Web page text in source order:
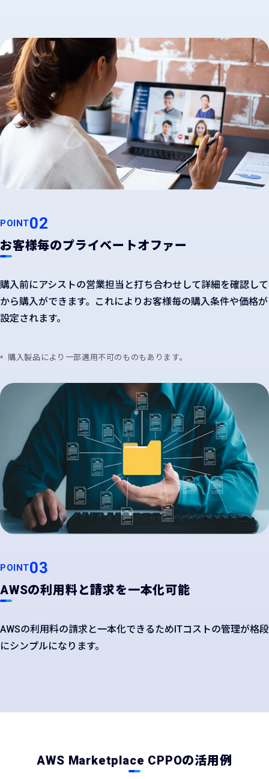
POINT02
お客様毎のプライベートオファー
購入前にアシストの営業担当と打ち合わせして詳細を確認して
から購入ができます。これによりお客様毎の購入条件や価格が
設定されます。
購入製品により一部適用不可のものもあります。
POINT03
AWSの利用料と請求を一本化可能
AWSの利用料の請求と一本化できるためITコストの管理が格段
にシンプルになります。
AWS Marketplace CPPOの活用例